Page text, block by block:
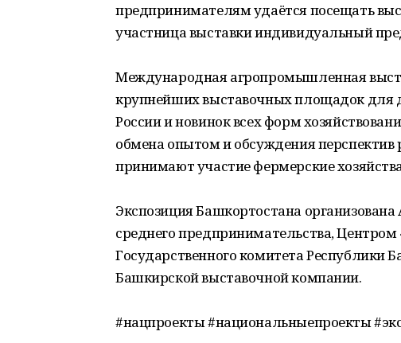
предпринимателям удаётся посещать
участница выставки индивидуальный
Международная агропромышленная
крупнейших выставочных площадок для
России и новинок всех форм
обмена опытом и обсуждения перспектив
принимают участие фермерские
Экспозиция Башкортостана
среднего предпринимательства,
Государственного комитета Республики
Башкирской выставочной компании.
#нацпроекты #национальныепроекты